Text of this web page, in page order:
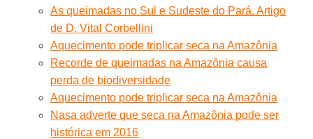
As queimadas no Sul e Sudeste do Pará. Artigo
de D. Vital Corbellini
Aquecimento pode triplicar seca na Amazônia
Recorde de queimadas na Amazônia causa
perda de biodiversidade
Aquecimento pode triplicar seca na Amazônia
Nasa adverte que seca na Amazônia pode ser
histórica em 2016